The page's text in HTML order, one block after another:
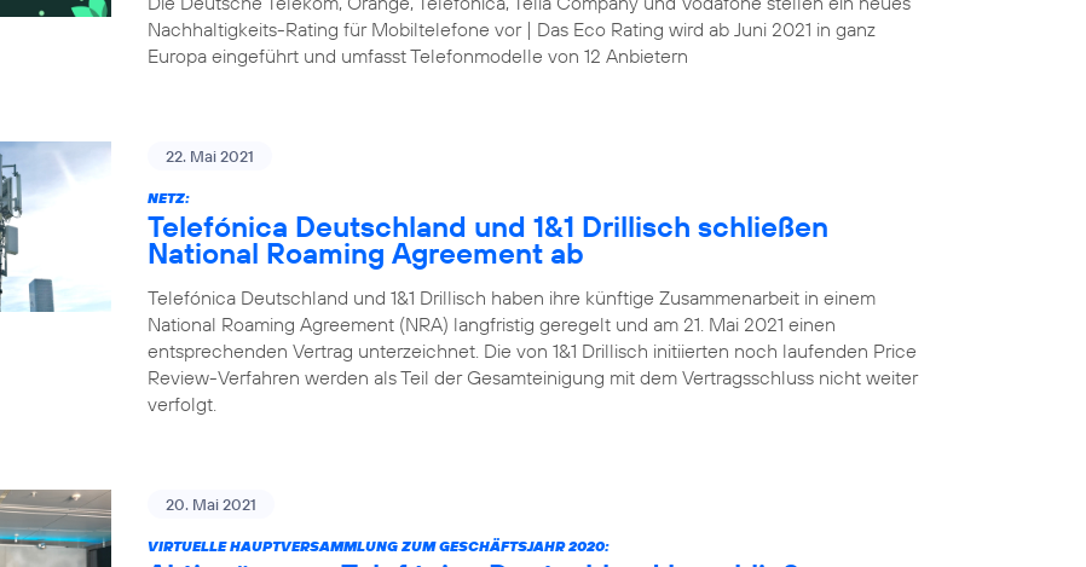
Nachhaltigkeits-Rating für Mobiltelefone vor | Das Eco Rating wird ab Juni 2021 in ganz
Europa eingeführt und umfasst Telefonmodelle von 12 Anbietern
22. Mai 2021
NETZ:
Telefónica Deutschland und 1&1 Drillisch schließen
National Roaming Agreement ab
Telefónica Deutschland und 1&1 Drillisch haben ihre künftige Zusammenarbeit in einem
National Roaming Agreement (NRA) langfristig geregelt und am 21. Mai 2021 einen
entsprechenden Vertrag unterzeichnet. Die von 1&1 Drillisch initiierten noch laufenden Price
Review-Verfahren werden als Teil der Gesamteinigung mit dem Vertragsschluss nicht weiter
verfolgt.
20. Mai 2021
VIRTUELLE HAUPTVERSAMMLUNG ZUM GESCHÄFTSJAHR 2020: